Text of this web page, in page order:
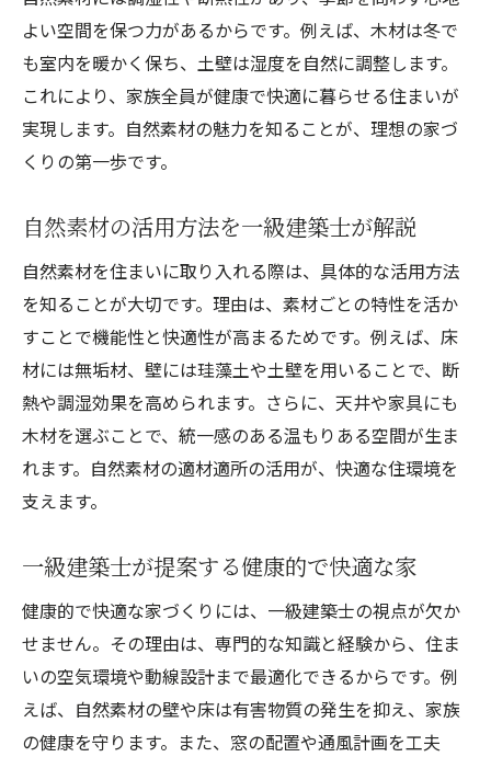
よい空間を保つ力があるからです。例えば、木材は冬で
も室内を暖かく保ち、土壁は湿度を自然に調整します。
これにより、家族全員が健康で快適に暮らせる住まいが
実現します。自然素材の魅力を知ることが、理想の家づ
くりの第一歩です。
自然素材の活用方法を一級建築士が解説
自然素材を住まいに取り入れる際は、具体的な活用方法
を知ることが大切です。理由は、素材ごとの特性を活か
すことで機能性と快適性が高まるためです。例えば、床
材には無垢材、壁には珪藻土や土壁を用いることで、断
熱や調湿効果を高められます。さらに、天井や家具にも
木材を選ぶことで、統一感のある温もりある空間が生ま
れます。自然素材の適材適所の活用が、快適な住環境を
支えます。
一級建築士が提案する健康的で快適な家
健康的で快適な家づくりには、一級建築士の視点が欠か
せません。その理由は、専門的な知識と経験から、住ま
いの空気環境や動線設計まで最適化できるからです。例
えば、自然素材の壁や床は有害物質の発生を抑え、家族
の健康を守ります。また、窓の配置や通風計画を工夫